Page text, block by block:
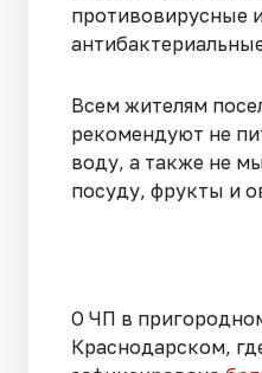
противовирусные
Всем жителям
рекомендуют не
воду, а также не
посуду, фрукты и
О ЧП в
Краснодарском,